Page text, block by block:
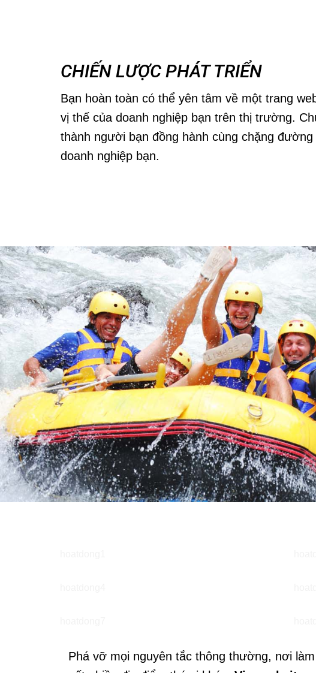
CHIẾN LƯỢC PHÁT TRIỂN
Bạn hoàn toàn có thể yên tâm về một trang
vị thế của doanh nghiệp bạn trên thị trường.
thành người bạn đồng hành cùng chặng
doanh nghiệp bạn.
Phá vỡ mọi nguyên tắc thông thường, nơi